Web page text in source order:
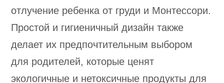
отлучение ребенка от груди и Монтессори.
Простой и гигиеничный дизайн также
делает их предпочтительным выбором
для родителей, которые ценят
экологичные и нетоксичные продукты для